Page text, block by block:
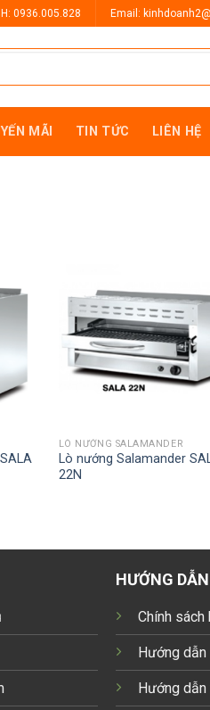
0936.005.828 Email:
MÃI TIN TỨC LIÊN HỆ
LÒ NƯỚNG SALAMANDER
Lò nướng Salamander
22N
HƯỚNG DẪN
Chính sách
Hướng dẫn
Hướng dẫn